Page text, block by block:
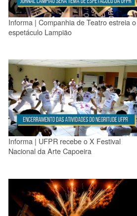
Informa | Companhia de Teatro estreia o
espetáculo Lampião
Informa | UFPR recebe o X Festival
Nacional da Arte Capoeira